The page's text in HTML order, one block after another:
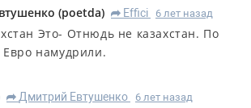
(poetda) R Effici 6 лет назад
Это- Отнюдь не казахстан. По
Евро намудрили.
R Дмитрий Евтушенко 6 лет назад